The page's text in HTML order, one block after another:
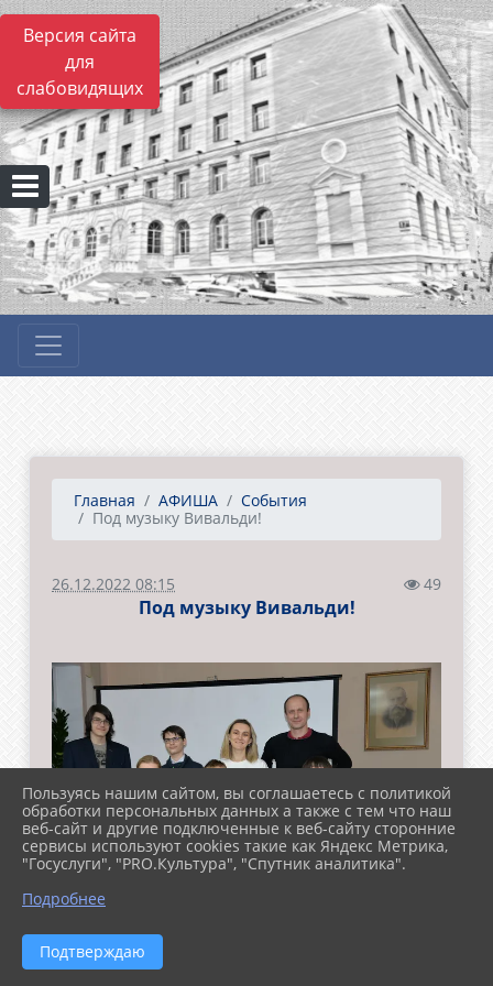
Версия сайта
для
слабовидящих
Главная АФИША
События
Под музыку Вивальди!
26.12.2022 08:15 49
Под музыку Вивальди!
Пользуясь нашим сайтом, вы соглашаетесь с политикой
обработки персональных данных а также с тем что наш
веб-сайт и другие подключенные к веб-сайту сторонние
сервисы используют cookies такие как Яндекс Метрика,
"Госуслуги", "PRO.Культура", "Спутник аналитика".
Подробнее
Подтверждаю